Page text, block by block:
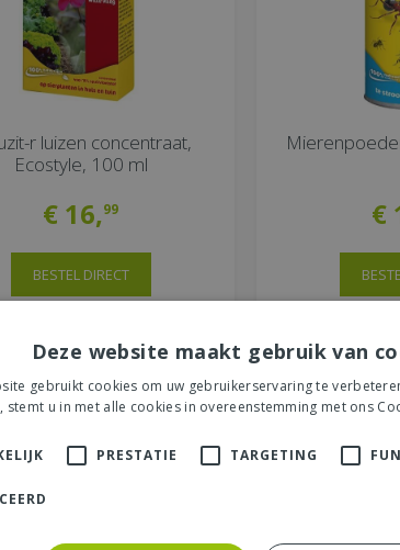
r luizen concentraat,
Ecostyle, 100 ml
€ 16,99
BESTEL DIRECT
€
Deze website maakt gebruik van
gebruikt cookies om uw gebruikerservaring te
stemt u in met alle cookies in overeenstemming met ons
PRESTATIE TARGETING